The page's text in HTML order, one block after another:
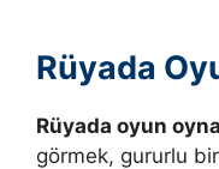
Rüyada
Rüyada oyun
görmek, gururlu